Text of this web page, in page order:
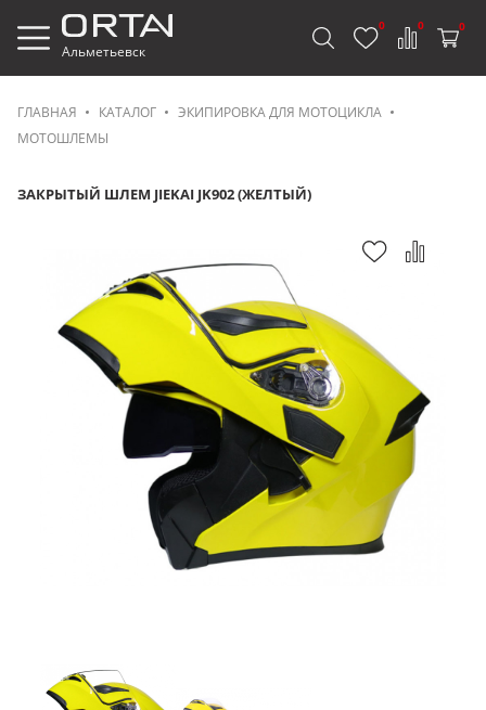
Альметьевск
0 0 0
ГЛАВНАЯ КАТАЛОГ
ЭКИПИРОВКА ДЛЯ МОТОЦИКЛА
МОТОШЛЕМЫ
ЗАКРЫТЫЙ ШЛЕМ JIEKAI JK902 (ЖЕЛТЫЙ)